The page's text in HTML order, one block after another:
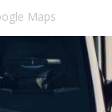
Maps